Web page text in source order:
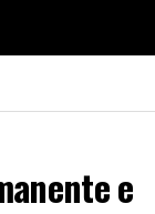
e